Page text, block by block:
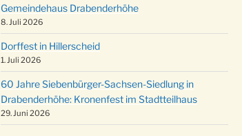
Gemeindehaus Drabenderhöhe
8. Juli 2026
Dorffest in Hillerscheid
1. Juli 2026
60 Jahre Siebenbürger-Sachsen-Siedlung in
Drabenderhöhe: Kronenfest im Stadtteilhaus
29. Juni 2026